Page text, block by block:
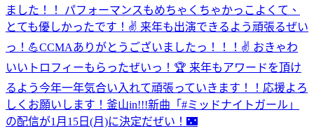
ました！！ パフォーマンスもめちゃくちゃかっこよくて、
とても優しかったです！✌️ 来年も出演できるよう頑張るぜい
っ！💪CCMAありがとうございましたっ！！！✌️ おきゃわ
いいトロフィーもらったぜいっ！🏆 来年もアワードを頂け
るよう今年一年気合い入れて頑張っていきます！！応援よろ
しくお願いします！ 釜山in!!!新曲「#ミッドナイトガール」
の配信が1月15日(月)に決定だぜい！🌃